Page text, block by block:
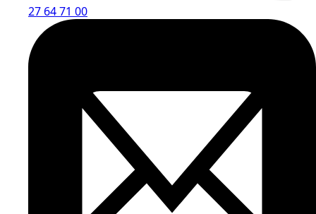
27 64 71 00